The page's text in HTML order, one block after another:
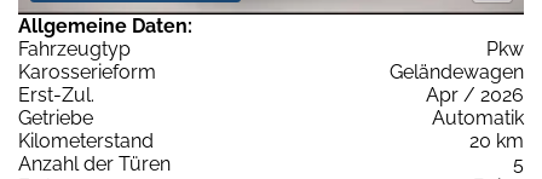
Allgemeine Daten:
Fahrzeugtyp
Pkw
Karosserieform
Geländewagen
Erst-Zul.
Apr / 2026
Getriebe
Automatik
Kilometerstand
20 km
Anzahl der Türen
5